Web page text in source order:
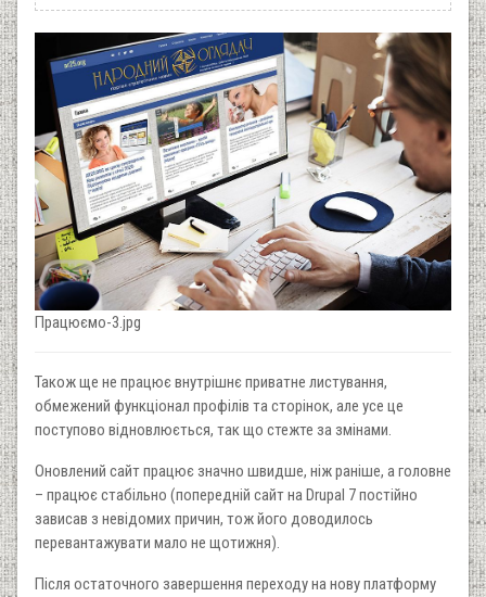
Працюємо-3.jpg
Також ще не працює внутрішнє приватне листування,
обмежений функціонал профілів та сторінок, але усе це
поступово відновлюється, так що стежте за змінами.
Оновлений сайт працює значно швидше, ніж раніше, а головне
– працює стабільно (попередній сайт на Drupal 7 постійно
зависав з невідомих причин, тож його доводилось
перевантажувати мало не щотижня).
Після остаточного завершення переходу на нову платформу